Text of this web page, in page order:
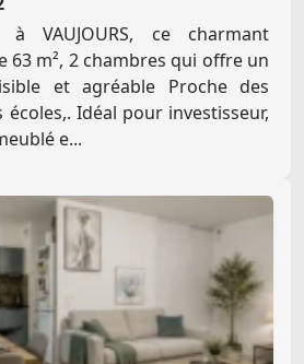
à VAUJOURS, ce charmant
63 m², 2 chambres qui offre un
et agréable Proche des
Idéal pour investisseur,
e...